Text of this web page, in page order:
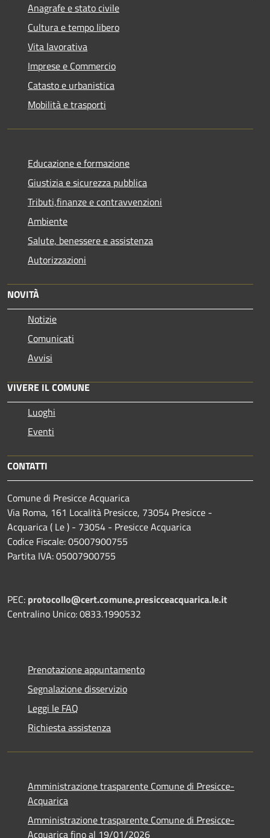
Anagrafe e stato civile
Cultura e tempo libero
Vita lavorativa
Imprese e Commercio
Catasto e urbanistica
Mobilità e trasporti
Educazione e formazione
Giustizia e sicurezza pubblica
Tributi,finanze e contravvenzioni
Ambiente
Salute, benessere e assistenza
Autorizzazioni
NOVITÀ
Notizie
Comunicati
Avvisi
VIVERE IL COMUNE
Luoghi
Eventi
CONTATTI
Comune di Presicce Acquarica
Via Roma, 161 Località Presicce, 73054 Presicce -
Acquarica ( Le ) - 73054 - Presicce Acquarica
Codice Fiscale: 05007900755
Partita IVA: 05007900755
PEC: protocollo@cert.comune.presicceacquarica.le.it
Centralino Unico: 0833.1990532
Prenotazione appuntamento
Segnalazione disservizio
Leggi le FAQ
Richiesta assistenza
Amministrazione trasparente Comune di Presicce-
Acquarica
Amministrazione trasparente Comune di Presicce-
Acquarica fino al 19/01/2026